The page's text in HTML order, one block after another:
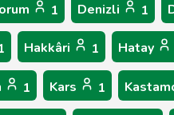
1 Denizli 1
Hakkâri 1 Hatay
1 Kars 1